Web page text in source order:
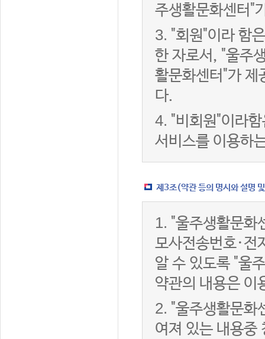
주생활문화센터"
3. "회원"이라 함
한 자로서, "울주
활문화센터"가 제
다.
4. "비회원"이라
서비스를 이용하
제3조(약관 등의 명시와 설명
1. "울주생활문화
모사전송번호·전
알 수 있도록 "울
약관의 내용은 이
2. "울주생활문화
여져 있는 내용중